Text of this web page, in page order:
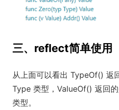
三、reflect简单使用
从上面可以看出 TypeOf() 返
Type 类型，ValueOf() 返回
类型。